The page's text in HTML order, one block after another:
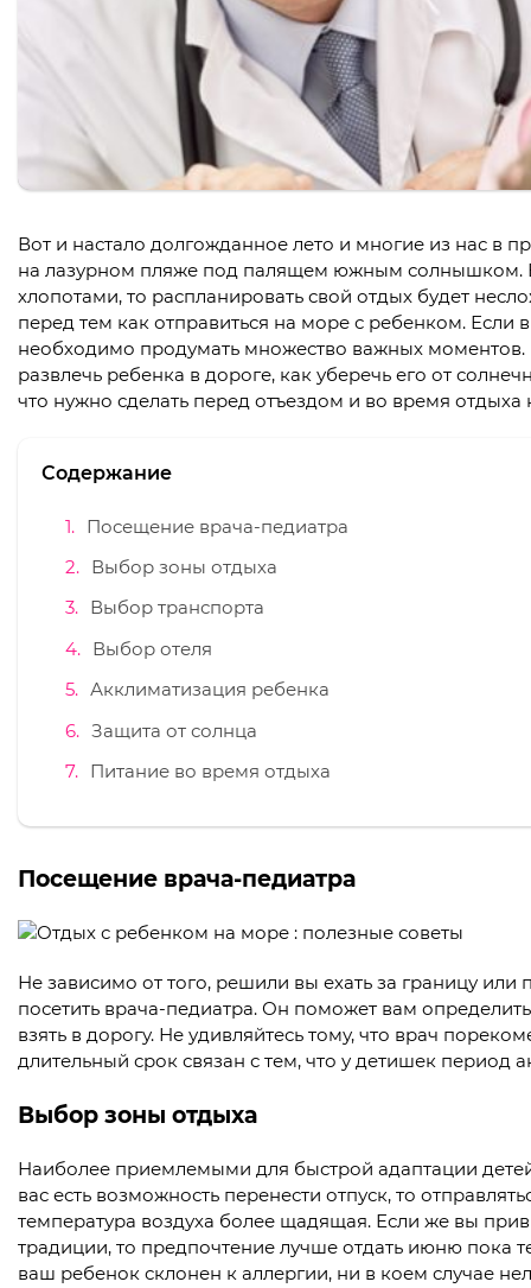
Вот и настало долгожданное лето и многие из нас в
на лазурном пляже под палящем южным солнышком.
хлопотами, то распланировать свой отдых будет
перед тем как отправиться на море с ребенком.
необходимо продумать множество важных моментов.
развлечь ребенка в дороге, как уберечь его от
что нужно сделать перед отъездом и во время
Содержание
Посещение врача-педиатра
Выбор зоны отдыха
Выбор транспорта
Выбор отеля
Акклиматизация ребенка
Защита от солнца
Питание во время отдыха
Посещение врача-педиатра
Не зависимо от того, решили вы ехать за границу
посетить врача-педиатра. Он поможет вам
взять в дорогу. Не удивляйтесь тому, что врач
длительный срок связан с тем, что у детишек период
Выбор зоны отдыха
Наиболее приемлемыми для быстрой адаптации
вас есть возможность перенести отпуск, то
температура воздуха более щадящая. Если же вы
традиции, то предпочтение лучше отдать июню пока
ваш ребенок склонен к аллергии, ни в коем случае